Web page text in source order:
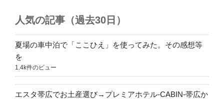
人気の記事（過去30日）
夏場の車中泊で「ここひえ」を使ってみた。その感想等
を
1.4k件のビュー
エスタ帯広でお土産選び→プレミアホテル-CABIN-帯広か